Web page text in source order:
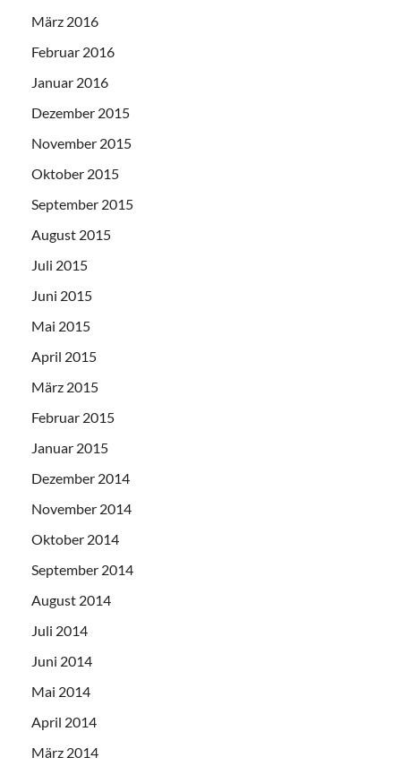
März 2016
Februar 2016
Januar 2016
Dezember 2015
November 2015
Oktober 2015
September 2015
August 2015
Juli 2015
Juni 2015
Mai 2015
April 2015
März 2015
Februar 2015
Januar 2015
Dezember 2014
November 2014
Oktober 2014
September 2014
August 2014
Juli 2014
Juni 2014
Mai 2014
April 2014
März 2014